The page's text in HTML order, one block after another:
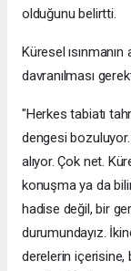
olduğunu belirtti.
Küresel
davranılması
"Herkes tabiatı
dengesi
alıyor. Çok net.
konuşma ya da
hadise değil, bir
durumundayız.
derelerin içerisine,